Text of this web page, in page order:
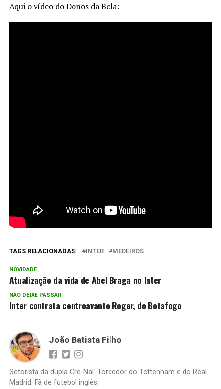
Aqui o vídeo do Donos da Bola:
TAGS RELACIONADAS: INTER MEDEIROS
NOVIDADE
Atualização da vida de Abel Braga no Inter
NÃO DEIXE PASSAR
Inter contrata centroavante Roger, do Botafogo
João Batista Filho
Setorista da dupla Gre-Nal. Torcedor do Tottenham e do Real
Madrid. Fã de futebol inglês.